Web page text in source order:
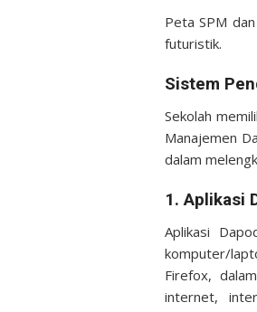
Peta SPM
futuristik.
Sistem
Sekolah
Manajemen
dalam
1. Aplikasi
Aplikasi
komputer/
Firefox,
internet,